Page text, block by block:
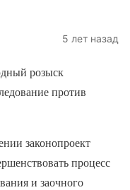
5 лет назад
розыск
против
законопроект
процесс
и заочного